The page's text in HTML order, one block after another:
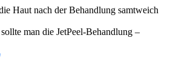
Haut nach der Behandlung samtweich
man die JetPeel-Behandlung –